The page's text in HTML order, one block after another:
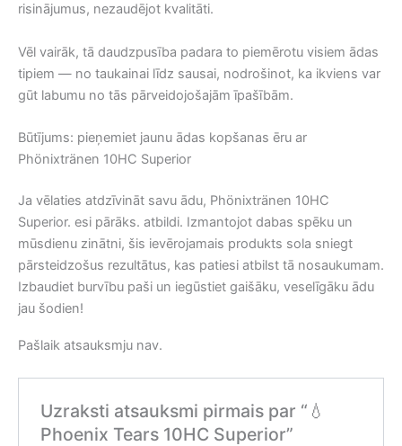
risinājumus, nezaudējot kvalitāti.
Vēl vairāk, tā daudzpusība padara to piemērotu visiem ādas
tipiem — no taukainai līdz sausai, nodrošinot, ka ikviens var
gūt labumu no tās pārveidojošajām īpašībām.
Būtījums: pieņemiet jaunu ādas kopšanas ēru ar
Phönixtränen 10HC Superior
Ja vēlaties atdzīvināt savu ādu, Phönixtränen 10HC
Superior. esi pārāks. atbildi. Izmantojot dabas spēku un
mūsdienu zinātni, šis ievērojamais produkts sola sniegt
pārsteidzošus rezultātus, kas patiesi atbilst tā nosaukumam.
Izbaudiet burvību paši un iegūstiet gaišāku, veselīgāku ādu
jau šodien!
Pašlaik atsauksmju nav.
Uzraksti atsauksmi pirmais par “💧
Phoenix Tears 10HC Superior”